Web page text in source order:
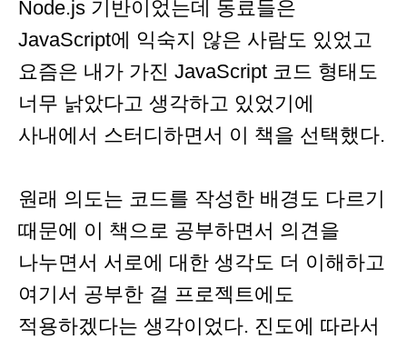
Node.js 기반이었는데 동료들은
JavaScript에 익숙지 않은 사람도 있었고
요즘은 내가 가진 JavaScript 코드 형태도
너무 낡았다고 생각하고 있었기에
사내에서 스터디하면서 이 책을 선택했다.
원래 의도는 코드를 작성한 배경도 다르기
때문에 이 책으로 공부하면서 의견을
나누면서 서로에 대한 생각도 더 이해하고
여기서 공부한 걸 프로젝트에도
적용하겠다는 생각이었다. 진도에 따라서